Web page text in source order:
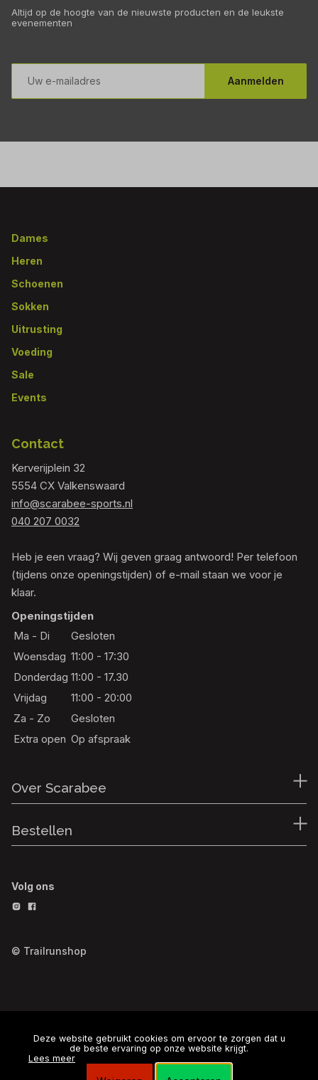
Altijd op de hoogte van de nieuwste producten en de leukste
evenementen
E-
mailadres
Aanmelden
Footer
Dames
Heren
Schoenen
Sokken
Uitrusting
Voeding
Sale
Events
Contact
Kerverijplein 32
5554 CX Valkenswaard
info@scarabee-sports.nl
040 207 0032
Heb je een vraag? Wij geven graag antwoord! Per telefoon
(tijdens onze openingstijden) of e-mail staan we voor je
klaar.
Openingstijden
Ma - Di
Gesloten
Woensdag 11:00 - 17:30
Donderdag 11:00 - 17.30
Vrijdag
11:00 - 20:00
Za - Zo
Gesloten
Extra open Op afspraak
Over Scarabee
Bestellen
Volg ons
© Trailrunshop
Deze website gebruikt cookies om ervoor te zorgen dat u
de beste ervaring op onze website krijgt.
Lees meer